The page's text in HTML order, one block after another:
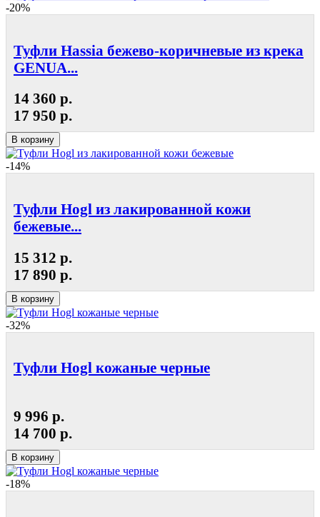
-20%
Туфли Hassia бежево-коричневые из крека
GENUA...
14 360 р.
17 950 р.
В корзину
-14%
Туфли Hogl из лакированной кожи
бежевые...
15 312 р.
17 890 р.
В корзину
-32%
Туфли Hogl кожаные черные
9 996 р.
14 700 р.
В корзину
-18%